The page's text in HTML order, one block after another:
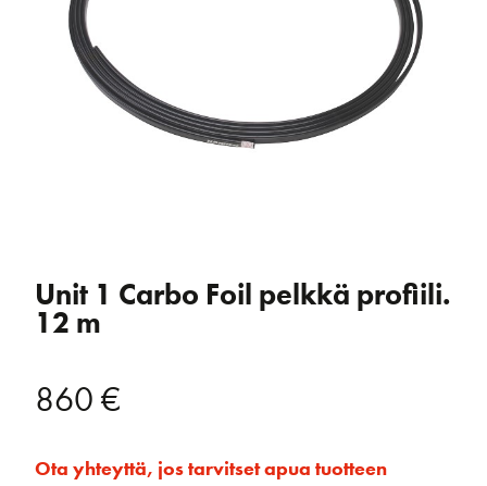
Unit 1 Carbo Foil pelkkä profiili.
12 m
860€
Ota yhteyttä, jos tarvitset apua tuotteen